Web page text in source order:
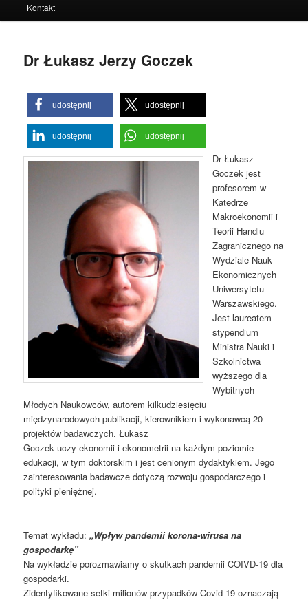
Kontakt
Dr Łukasz Jerzy Goczek
udostępnij udostępnij
udostępnij udostępnij
Dr Łukasz
Goczek jest
profesorem w
Katedrze
Makroekonomii i
Teorii Handlu
Zagranicznego na
Wydziale Nauk
Ekonomicznych
Uniwersytetu
Warszawskiego.
Jest laureatem
stypendium
Ministra Nauki i
Szkolnictwa
wyższego dla
Wybitnych
Młodych Naukowców, autorem kilkudziesięciu
międzynarodowych publikacji, kierownikiem i wykonawcą 20
projektów badawczych. Łukasz
Goczek uczy ekonomii i ekonometrii na każdym poziomie
edukacji, w tym doktorskim i jest cenionym dydaktykiem. Jego
zainteresowania badawcze dotyczą rozwoju gospodarczego i
polityki pieniężnej.
Temat wykładu: „Wpływ pandemii korona-wirusa na
gospodarkę”
Na wykładzie porozmawiamy o skutkach pandemii COIVD-19 dla
gospodarki.
Zidentyfikowane setki milionów przypadków Covid-19 oznaczają